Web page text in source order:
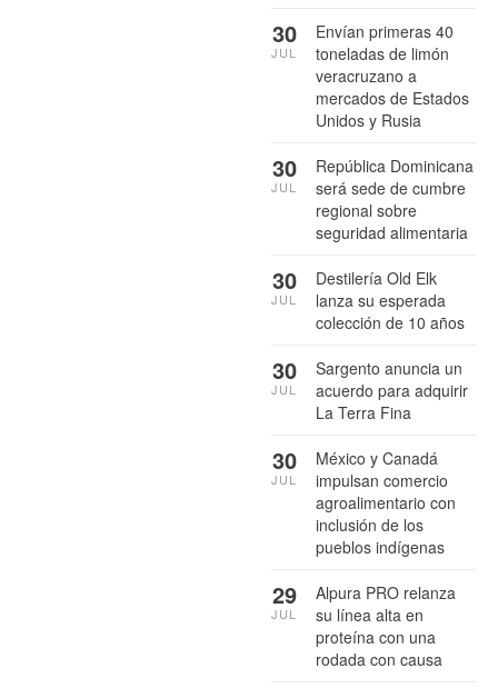
Envían primeras 40
toneladas de limón
veracruzano a
mercados de Estados
Unidos y Rusia
30
JUL
República Dominicana
será sede de cumbre
regional sobre
seguridad alimentaria
30
JUL
Destilería Old Elk
lanza su esperada
colección de 10 años
30
JUL
Sargento anuncia un
acuerdo para adquirir
La Terra Fina
30
JUL
México y Canadá
impulsan comercio
agroalimentario con
inclusión de los
pueblos indígenas
30
JUL
Alpura PRO relanza
su línea alta en
proteína con una
rodada con causa
29
JUL